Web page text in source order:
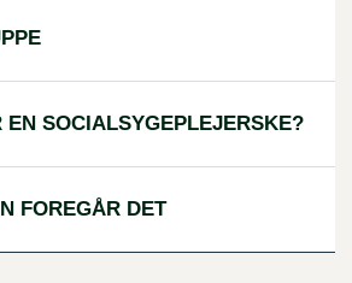
EN SOCIALSYGEPLEJERSKE?
FOREGÅR DET